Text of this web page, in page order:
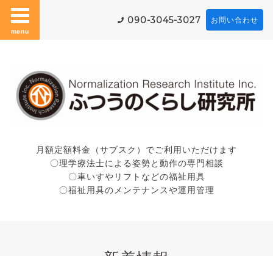
menu
090-3045-3027 お問い合わせ
月額定額料金（サブスク）でご利用いただけます
〇理学療法士による姿勢と動作の専門相談
〇車いすやリフトなどの福祉用具
〇福祉用具のメンテナンスや運用管理